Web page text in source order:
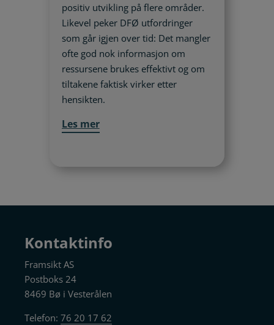
positiv utvikling på flere områder.
Likevel peker DFØ utfordringer
som går igjen over tid: Det mangler
ofte god nok informasjon om
ressursene brukes effektivt og om
tiltakene faktisk virker etter
hensikten.
Les mer
Kontaktinfo
Framsikt AS
Postboks 24
8469 Bø i Vesterålen
Telefon:76 20 17 62